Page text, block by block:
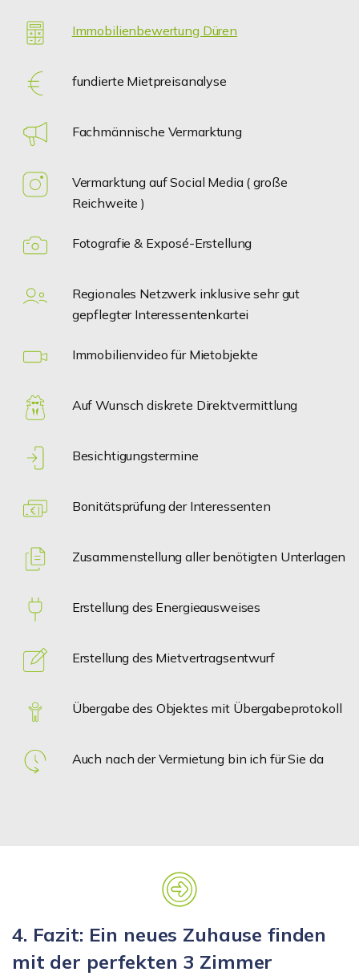
Immobilienbewertung Düren
fundierte Mietpreisanalyse
Fachmännische Vermarktung
Vermarktung auf Social Media ( große
Reichweite )
Fotografie & Exposé-Erstellung
Regionales Netzwerk inklusive sehr gut
gepflegter Interessentenkartei
Immobilienvideo für Mietobjekte
Auf Wunsch diskrete Direktvermittlung
Besichtigungstermine
Bonitätsprüfung der Interessenten
Zusammenstellung aller benötigten Unterlagen
Erstellung des Energieausweises
Erstellung des Mietvertragsentwurf
Übergabe des Objektes mit Übergabeprotokoll
Auch nach der Vermietung bin ich für Sie da
4. Fazit: Ein neues Zuhause finden
mit der perfekten 3 Zimmer